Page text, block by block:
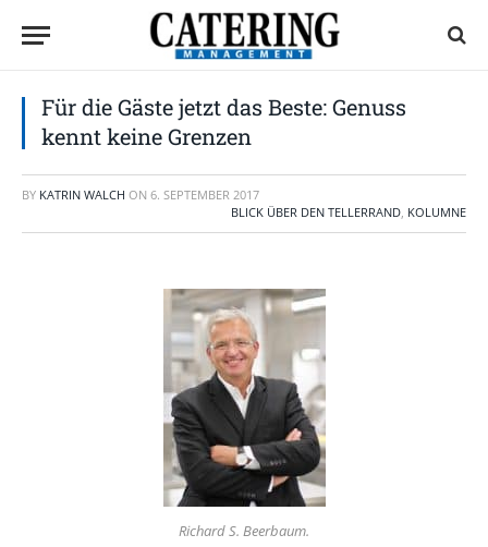
Für die Gäste jetzt das Beste: Genuss
kennt keine Grenzen
BY KATRIN WALCH ON 6. SEPTEMBER 2017
BLICK ÜBER DEN TELLERRAND, KOLUMNE
Richard S. Beerbaum.